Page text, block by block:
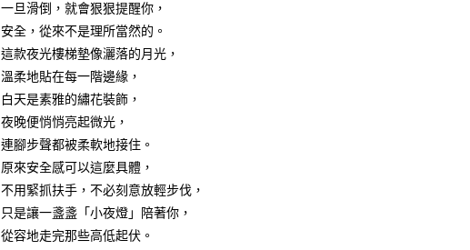
３．未成年的使用者請事先徵得法定代理人或監護人之同意方可使用
「AFTEE先享後付」，若未經同意申辦者引起之損失，本公司不負相關責
任。
４．使用「AFTEE先享後付」時，將依據個別帳號之用戶狀況，依本公司
即時審查核予不同之上限額度；若仍有額度不足之情形，本公司將視審查
５．嚴禁一人註冊多個帳號或使用他人資訊註冊。若發現惡意使用之情
形，恩沛科技股份有限公司將有權停止該用戶之使用額度並採取法律行
動。
一旦滑倒，就會狠狠提醒你，
安全，從來不是理所當然的。
這款夜光樓梯墊像灑落的月光，
溫柔地貼在每一階邊緣，
白天是素雅的繡花裝飾，
夜晚便悄悄亮起微光，
連腳步聲都被柔軟地接住。
原來安全感可以這麼具體，
不用緊抓扶手，不必刻意放輕步伐，
只是讓一盞盞「小夜燈」陪著你，
從容地走完那些高低起伏。